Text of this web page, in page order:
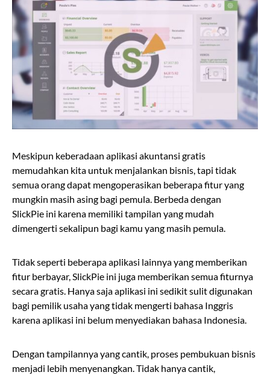
Meskipun keberadaan aplikasi akuntansi gratis
memudahkan kita untuk menjalankan bisnis, tapi tidak
semua orang dapat mengoperasikan beberapa fitur yang
mungkin masih asing bagi pemula. Berbeda dengan
SlickPie ini karena memiliki tampilan yang mudah
dimengerti sekalipun bagi kamu yang masih pemula.
Tidak seperti beberapa aplikasi lainnya yang memberikan
fitur berbayar, SlickPie ini juga memberikan semua fiturnya
secara gratis. Hanya saja aplikasi ini sedikit sulit digunakan
bagi pemilik usaha yang tidak mengerti bahasa Inggris
karena aplikasi ini belum menyediakan bahasa Indonesia.
Dengan tampilannya yang cantik, proses pembukuan bisnis
menjadi lebih menyenangkan. Tidak hanya cantik,